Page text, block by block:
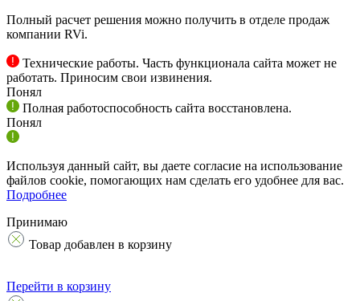
Полный расчет решения можно получить в отделе продаж
компании RVi.
Технические работы. Часть функционала сайта может не
работать. Приносим свои извинения.
Понял
Полная работоспособность сайта восстановлена.
Понял
Используя данный сайт, вы даете согласие на использование
файлов cookie, помогающих нам сделать его удобнее для вас.
Подробнее
Принимаю
Товар добавлен в корзину
Перейти в корзину